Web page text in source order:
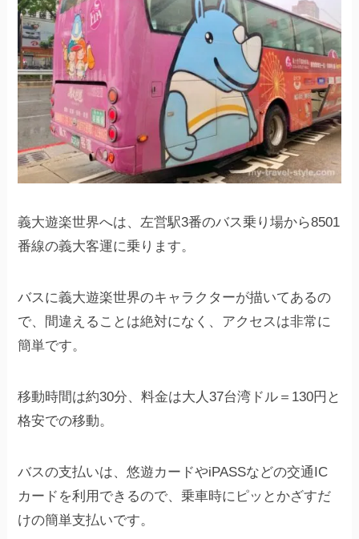
義大遊楽世界へは、左営駅3番のバス乗り場から8501
番線の義大客運に乗ります。
バスに義大遊楽世界のキャラクターが描いてあるの
で、間違えることは絶対になく、アクセスは非常に
簡単です。
移動時間は約30分、料金は大人37台湾ドル＝130円と
格安での移動。
バスの支払いは、悠遊カードやiPASSなどの交通IC
カードを利用できるので、乗車時にピッとかざすだ
けの簡単支払いです。